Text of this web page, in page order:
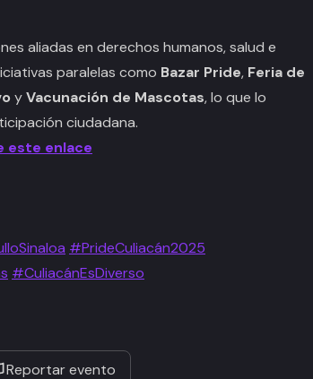
aliadas en derechos humanos, salud e
paralelas como Bazar Pride, Feria de
yVacunación de Mascotas, lo que lo
ciudadana.
este enlace
#PrideCuliacán2025
#CuliacánEsDiverso
Reportar evento